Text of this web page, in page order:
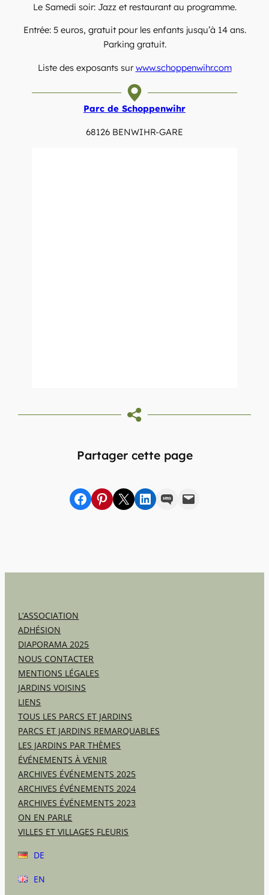
Le Samedi soir: Jazz et restaurant au programme.
​Entrée: 5 euros, gratuit pour les enfants jusqu’à 14 ans.
Parking gratuit.
Liste des exposants surwww.schoppenwihr.com
Parc de Schoppenwihr
68126 BENWIHR-GARE
Partager cette page
Partager sur Facebook
sur Pinterest
sur X sur LinkedIn
par SMSpar e-mail
L’ASSOCIATION
ADHÉSION
DIAPORAMA 2025
NOUS CONTACTER
MENTIONS LÉGALES
JARDINS VOISINS
LIENS
TOUS LES PARCS ET JARDINS
PARCS ET JARDINS REMARQUABLES
LES JARDINS PAR THÈMES
ÉVÉNEMENTS À VENIR
ARCHIVES ÉVÉNEMENTS 2025
ARCHIVES ÉVÉNEMENTS 2024
ARCHIVES ÉVÉNEMENTS 2023
ON EN PARLE
VILLES ET VILLAGES FLEURIS
DE
EN